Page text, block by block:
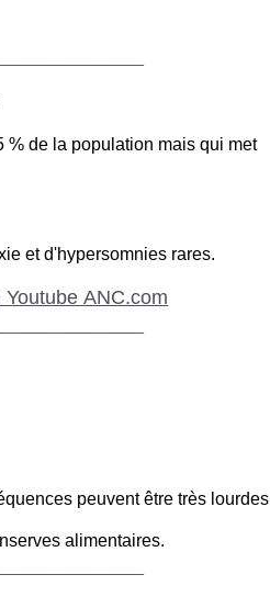
% de la population mais qui met
et d'hypersomnies rares.
YoutubeANC.com
peuvent être très lourdes
alimentaires.